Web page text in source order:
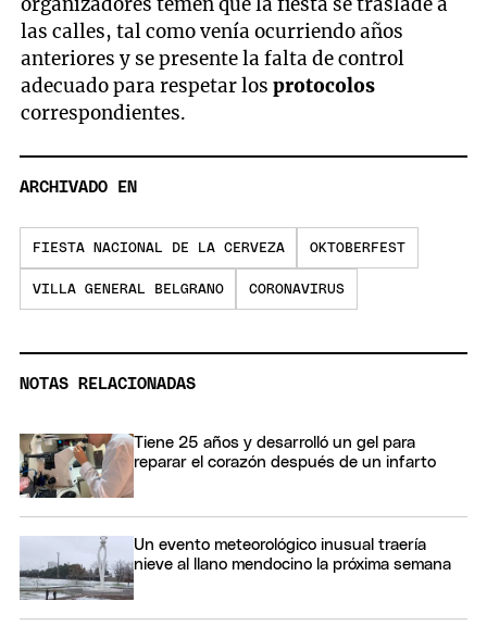
las calles, tal como venía ocurriendo años
anteriores y se presente la falta de control
adecuado para respetar losprotocolos
correspondientes.
ARCHIVADO EN
FIESTA NACIONAL DE LA CERVEZA OKTOBERFEST
VILLA GENERAL BELGRANO CORONAVIRUS
NOTAS RELACIONADAS
Tiene 25 años y desarrolló un gel para
reparar el corazón después de un infarto
Un evento meteorológico inusual traería
nieve al llano mendocino la próxima semana